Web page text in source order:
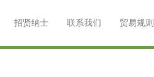
招贤纳士 联系我们 贸易规则